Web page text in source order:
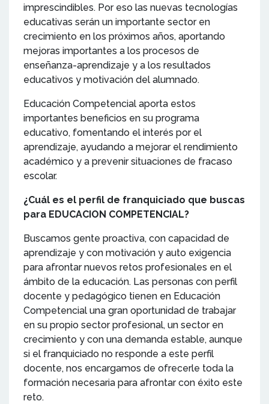
imprescindibles. Por eso las nuevas tecnologías
educativas serán un importante sector en
crecimiento en los próximos años, aportando
mejoras importantes a los procesos de
enseñanza-aprendizaje y a los resultados
educativos y motivación del alumnado.
Educación Competencial aporta estos
importantes beneficios en su programa
educativo, fomentando el interés por el
aprendizaje, ayudando a mejorar el rendimiento
académico y a prevenir situaciones de fracaso
escolar.
¿Cuál es el perfil de franquiciado que buscas
para EDUCACION COMPETENCIAL?
Buscamos gente proactiva, con capacidad de
aprendizaje y con motivación y auto exigencia
para afrontar nuevos retos profesionales en el
ámbito de la educación. Las personas con perfil
docente y pedagógico tienen en Educación
Competencial una gran oportunidad de trabajar
en su propio sector profesional, un sector en
crecimiento y con una demanda estable, aunque
si el franquiciado no responde a este perfil
docente, nos encargamos de ofrecerle toda la
formación necesaria para afrontar con éxito este
reto.